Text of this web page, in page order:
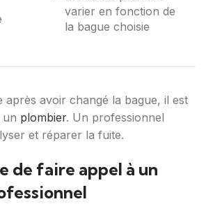
varier en fonction de
la bague choisie
après avoir changé la bague, il est
un plombier. Un professionnel
et réparer la fuite.
de faire appel à un